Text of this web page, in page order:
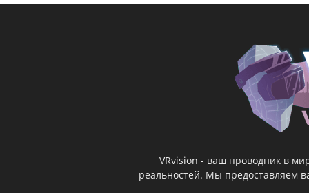
VRvision - ваш проводник в
реальностей. Мы предоставляем